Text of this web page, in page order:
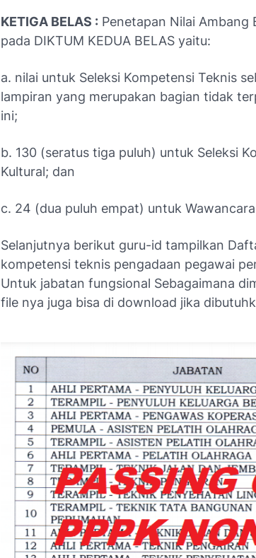
KETIGA BELAS : Penetapan Nilai Ambang
pada DIKTUM KEDUA BELAS yaitu:
a. nilai untuk Seleksi Kompetensi Teknis
lampiran yang merupakan bagian tidak
ini;
b. 130 (seratus tiga puluh) untuk Seleksi
Kultural; dan
c. 24 (dua puluh empat) untuk
Selanjutnya berikut guru-id tampilkan
kompetensi teknis pengadaan pegawai
Untuk jabatan fungsional Sebagaimana
file nya juga bisa di download jika